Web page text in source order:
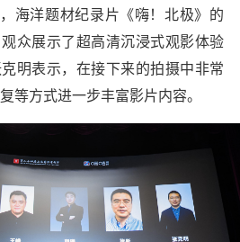
海洋题材纪录片《嗨！北极》的
众展示了超高清沉浸式观影体验
明表示，在接下来的拍摄中非常
等方式进一步丰富影片内容。